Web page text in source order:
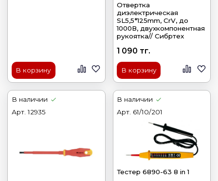
В корзину
Отвертка
диэлектрическая
SL5,5*125mm, CrV, до
1000В, двухкомпонентная
рукоятка// Сибртех
1 090 тг.
В корзину
В наличии
Арт.12935
В наличии
Арт. 61/10/201
Тестер 6890-63 8 in 1